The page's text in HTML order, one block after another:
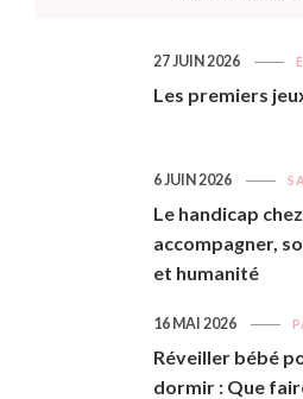
Les premiers
27 JUIN 2026
Le handicap
accompagner,
et humanité
6 JUIN 2026
Réveiller bébé
dormir : Que
16 MAI 2026